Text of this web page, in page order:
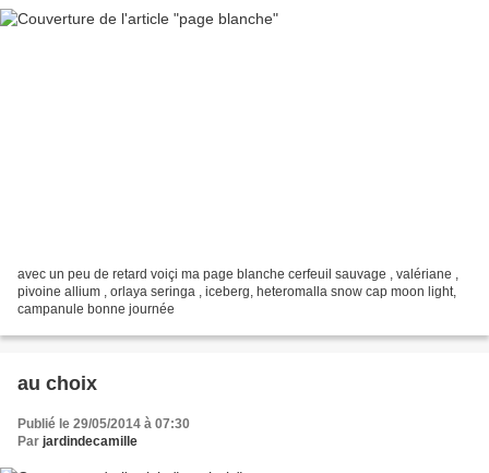
avec un peu de retard voiçi ma page blanche cerfeuil sauvage , valériane ,
pivoine allium , orlaya seringa , iceberg, heteromalla snow cap moon light,
campanule bonne journée
au choix
Publié le 29/05/2014 à 07:30
Par jardindecamille